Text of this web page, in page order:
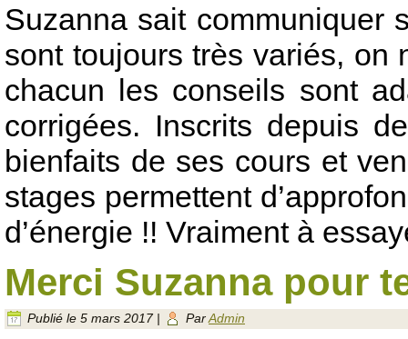
Suzanna sait communiquer
sont toujours très variés,
chacun les conseils sont
corrigées. Inscrits depuis
bienfaits de ses cours et
stages permettent
d’énergie !! Vraiment à
Merci Suzanna pour
Publié le 5 mars 2017| ParAdmin